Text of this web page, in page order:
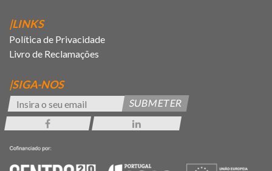
|LINKS
Política de Privacidade
Livro de Reclamações
|SIGA-NOS
SUBMETER